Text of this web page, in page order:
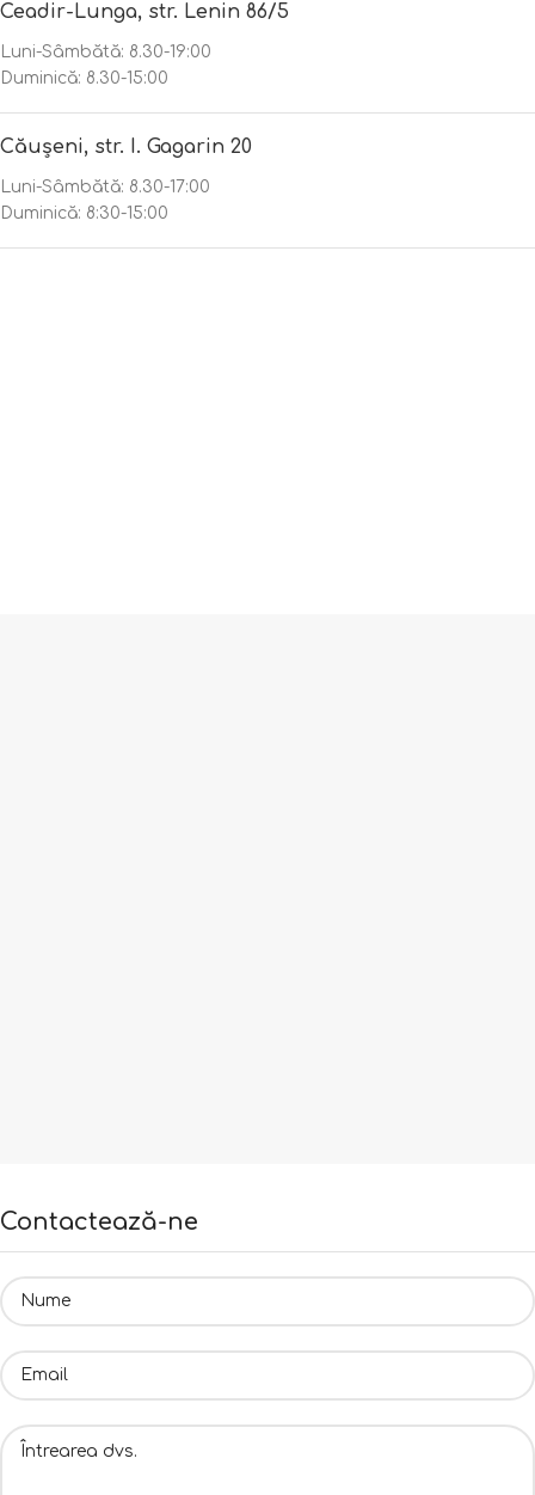
Ceadir-Lunga, str. Lenin 86/5
Luni-Sâmbătă: 8.30-19:00
Duminică: 8.30-15:00
Căușeni, str. I. Gagarin 20
Luni-Sâmbătă: 8.30-17:00
Duminică: 8:30-15:00
Contactează-ne